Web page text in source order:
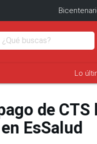
Lo
de
EsSalud